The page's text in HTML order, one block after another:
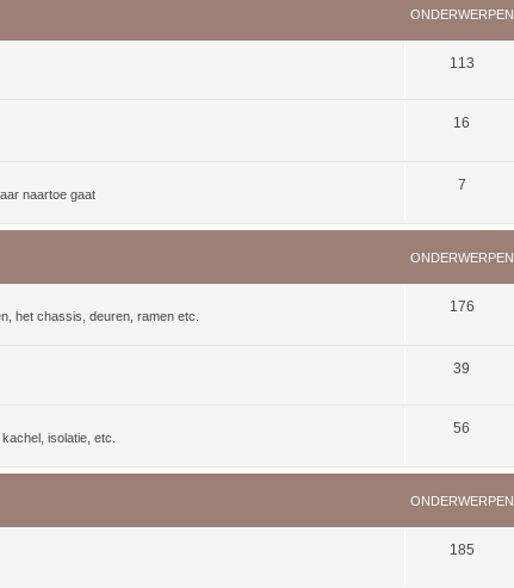
ONDERWERPEN
113
16
naartoe gaat
7
ONDERWERPEN
het chassis, deuren, ramen etc.
176
39
isolatie, etc.
56
ONDERWERPEN
185